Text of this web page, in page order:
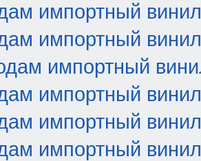
импортный винил
импортный винил
импортный
импортный винил
импортный винил
импортный винил